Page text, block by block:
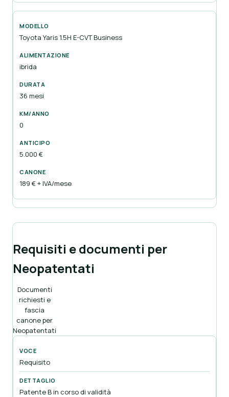
Toyota Yaris 1.5H E-CVT Business
ibrida
36 mesi
0
5.000 €
189 € + IVA/mese
Requisiti e documenti per
Neopatentati
Documenti
richiesti e
fascia
canone per
Neopatentati
Requisito
Patente B in corso di validità